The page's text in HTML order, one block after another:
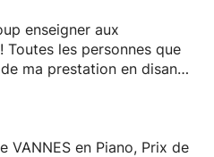
enseigner aux
Toutes les personnes que
ma prestation en disant
mais qui ne va jamais
problème!!! Il peut y
bon apprentissage!! À la
VANNES en Piano, Prix de